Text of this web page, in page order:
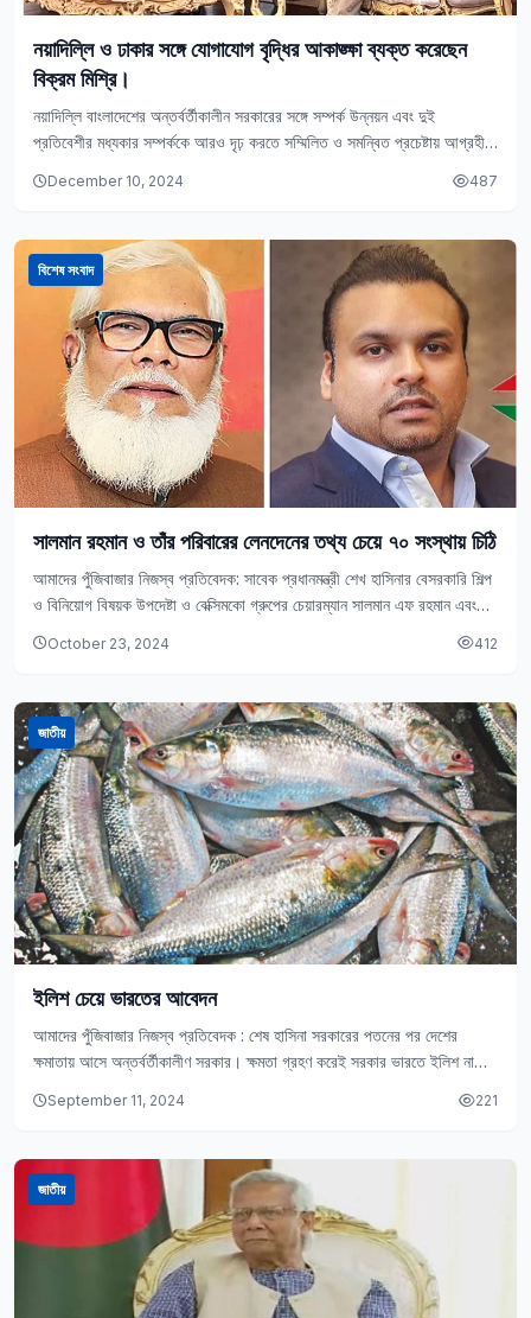
নয়াদিল্লি ও ঢাকার সঙ্গে যোগাযোগ বৃদ্ধির আকাঙ্ক্ষা ব্যক্ত করেছেন
বিক্রম মিশ্রি।
নয়াদিল্লি বাংলাদেশের অন্তর্বর্তীকালীন সরকারের সঙ্গে সম্পর্ক উন্নয়ন এবং দুই
প্রতিবেশীর মধ্যকার সম্পর্ককে আরও দৃঢ় করতে সম্মিলিত ও সমন্বিত প্রচেষ্টায় আগ্রহী
December 10, 2024 487
বিশেষ সংবাদ
সালমান রহমান ও তাঁর পরিবারের লেনদেনের তথ্য চেয়ে ৭০ সংস্থায় চিঠি
আমাদের পুঁজিবাজার নিজস্ব প্রতিবেদক: সাবেক প্রধানমন্ত্রী শেখ হাসিনার বেসরকারি শিল্প
ও বিনিয়োগ বিষয়ক উপদেষ্টা ও বেক্সিমকো গ্রুপের চেয়ারম্যান সালমান এফ রহমান এবং
October 23, 2024 412
জাতীয়
ইলিশ চেয়ে ভারতের আবেদন
আমাদের পুঁজিবাজার নিজস্ব প্রতিবেদক : শেষ হাসিনা সরকারের পতনের পর দেশের
ক্ষমাতায় আসে অন্তর্বর্তীকালীণ সরকার। ক্ষমতা গ্রহণ করেই সরকার ভারতে ইলিশ না
September 11, 2024 221
জাতীয়